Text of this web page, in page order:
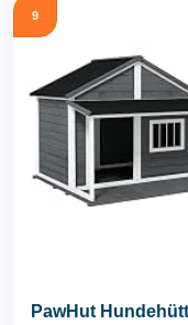
9
PawHut